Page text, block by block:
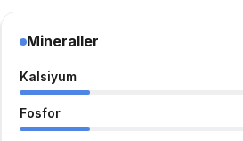
Mineraller
Kalsiyum
Fosfor